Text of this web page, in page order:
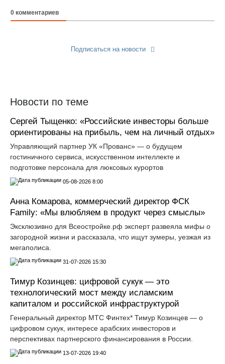
0 комментариев
Подписаться на новости
Новости по теме
Сергей Тыщенко: «Российские инвесторы больше
ориентированы на прибыль, чем на личный отдых»
Управляющий партнер УК «Прованс» — о будущем
гостиничного сервиса, искусственном интеллекте и
подготовке персонала для люксовых курортов
05-08-2026 8:00
Анна Комарова, коммерческий директор ФСК
Family: «Мы влюбляем в продукт через смыслы»
Эксклюзивно для Всеостройке.рф эксперт развеяла мифы о
загородной жизни и рассказала, что ищут зумеры, уезжая из
мегаполиса.
31-07-2026 15:30
Тимур Козинцев: цифровой сукук — это
технологический мост между исламским
капиталом и российской инфраструктурой
Генеральный директор МТС Финтех* Тимур Козинцев — о
цифровом сукук, интересе арабских инвесторов и
перспективах партнерского финансирования в России.
13-07-2026 19:40